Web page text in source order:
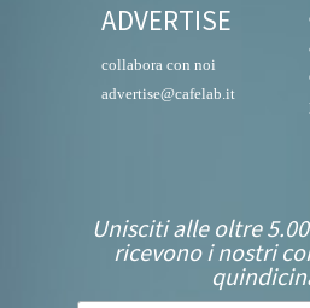
ADVERTISE
collabora con noi
advertise@cafelab.it
Unisciti alle oltre
ricevono i nostri